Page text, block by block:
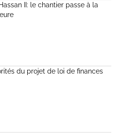
II: le chantier passe à la
du projet de loi de finances